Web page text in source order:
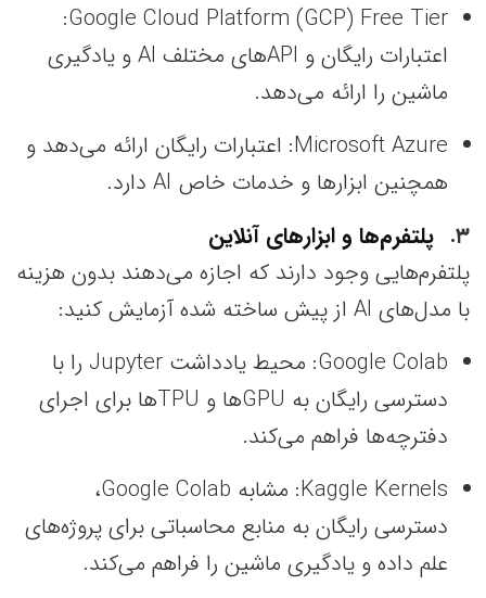
Google Cloud Platform (GCP) Free Tier:
اعتبارات رایگان و API‌های مختلف AI و یادگیری
ماشین را ارائه می‌دهد.
Microsoft Azure: اعتبارات رایگان ارائه می‌دهد و
همچنین ابزارها و خدمات خاص AI دارد.
۳
پلتفرم‌ها و ابزارهای آنلاین
پلتفرم‌هایی وجود دارند که اجازه می‌دهند بدون هزینه
با مدل‌های AI از پیش ساخته شده آزمایش کنید:
Google Colab: محیط یادداشت Jupyter را با
دسترسی رایگان به GPU‌ها و TPU‌ها برای اجرای
دفترچه‌ها فراهم می‌کند.
Kaggle Kernels: مشابه Google Colab،
دسترسی رایگان به منابع محاسباتی برای پروژه‌های
علم داده و یادگیری ماشین را فراهم می‌کند.